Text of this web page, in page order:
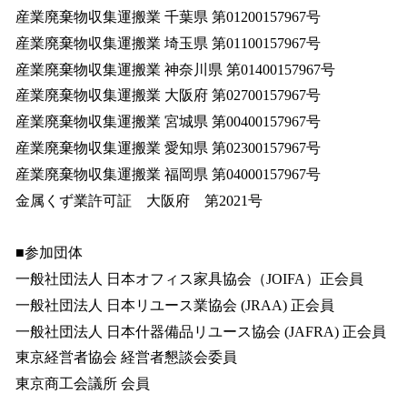
産業廃棄物収集運搬業 千葉県 第01200157967号
産業廃棄物収集運搬業 埼玉県 第01100157967号
産業廃棄物収集運搬業 神奈川県 第01400157967号
産業廃棄物収集運搬業 大阪府 第02700157967号
産業廃棄物収集運搬業 宮城県 第00400157967号
産業廃棄物収集運搬業 愛知県 第02300157967号
産業廃棄物収集運搬業 福岡県 第04000157967号
金属くず業許可証 大阪府 第2021号
■参加団体
一般社団法人 日本オフィス家具協会（JOIFA）正会員
一般社団法人 日本リユース業協会 (JRAA) 正会員
一般社団法人 日本什器備品リユース協会 (JAFRA) 正会員
東京経営者協会 経営者懇談会委員
東京商工会議所 会員